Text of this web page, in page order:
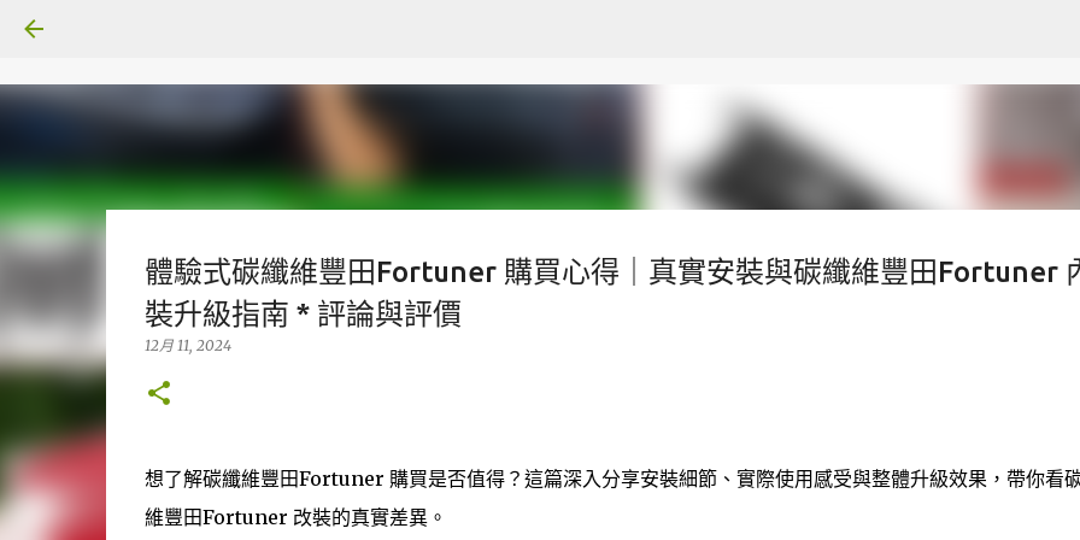
體驗式碳纖維豐田Fortuner 購買心得｜真實安裝與碳纖維豐田Fortuner
裝升級指南 * 評論與評價
12月 11, 2024
想了解碳纖維豐田Fortuner 購買是否值得？這篇深入分享安裝細節、實際使用感受與整體升級效果，帶你看
維豐田Fortuner 改裝的真實差異。